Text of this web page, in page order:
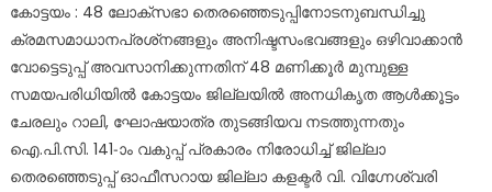
കോട്ടയം : 48 ലോക്‌സഭാ തെരഞ്ഞെടുപ്പിനോടനുബന്ധിച്ചു
ക്രമസമാധാനപ്രശ്‌നങ്ങളും അനിഷ്ടസംഭവങ്ങളും ഒഴിവാക്കാൻ
വോട്ടെടുപ്പ് അവസാനിക്കുന്നതിന് 48 മണിക്കൂർ മുമ്പുള്ള
സമയപരിധിയിൽ കോട്ടയം ജില്ലയിൽ അനധികൃത ആൾക്കൂട്ടം
ചേരലും റാലി, ഘോഷയാത്ര തുടങ്ങിയവ നടത്തുന്നതും
ഐ.പി.സി. 141-ാം വകുപ്പ് പ്രകാരം നിരോധിച്ച് ജില്ലാ
തെരഞ്ഞെടുപ്പ് ഓഫീസറായ ജില്ലാ കളക്ടർ വി. വിഗ്നേശ്വരി